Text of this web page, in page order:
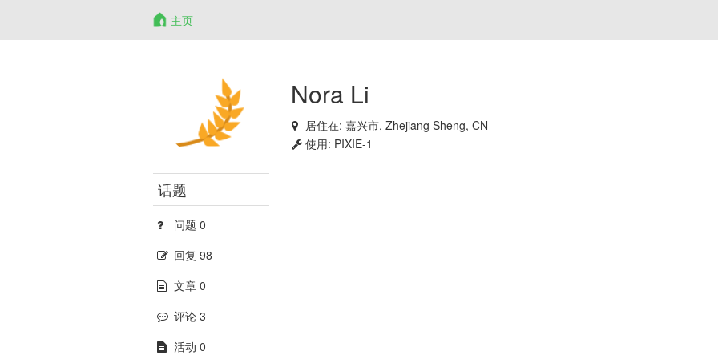
主页
Nora Li
居住在:嘉兴市, Zhejiang Sheng, CN
使用: PIXIE-1
话题
问题 0
回复 98
文章 0
评论 3
活动 0